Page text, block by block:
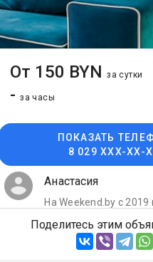
От 150 BYNза сутки
-за часы
ПОКАЗАТЬ
8 029 XXX-XX-
Анастасия
На Weekend.by с 2019
Поделитесь этим